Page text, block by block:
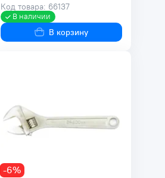
Код товара: 66137
В наличии
В корзину
-6%